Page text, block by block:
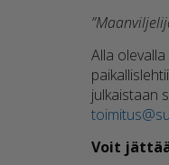
Alla
julkaistaan
Voit